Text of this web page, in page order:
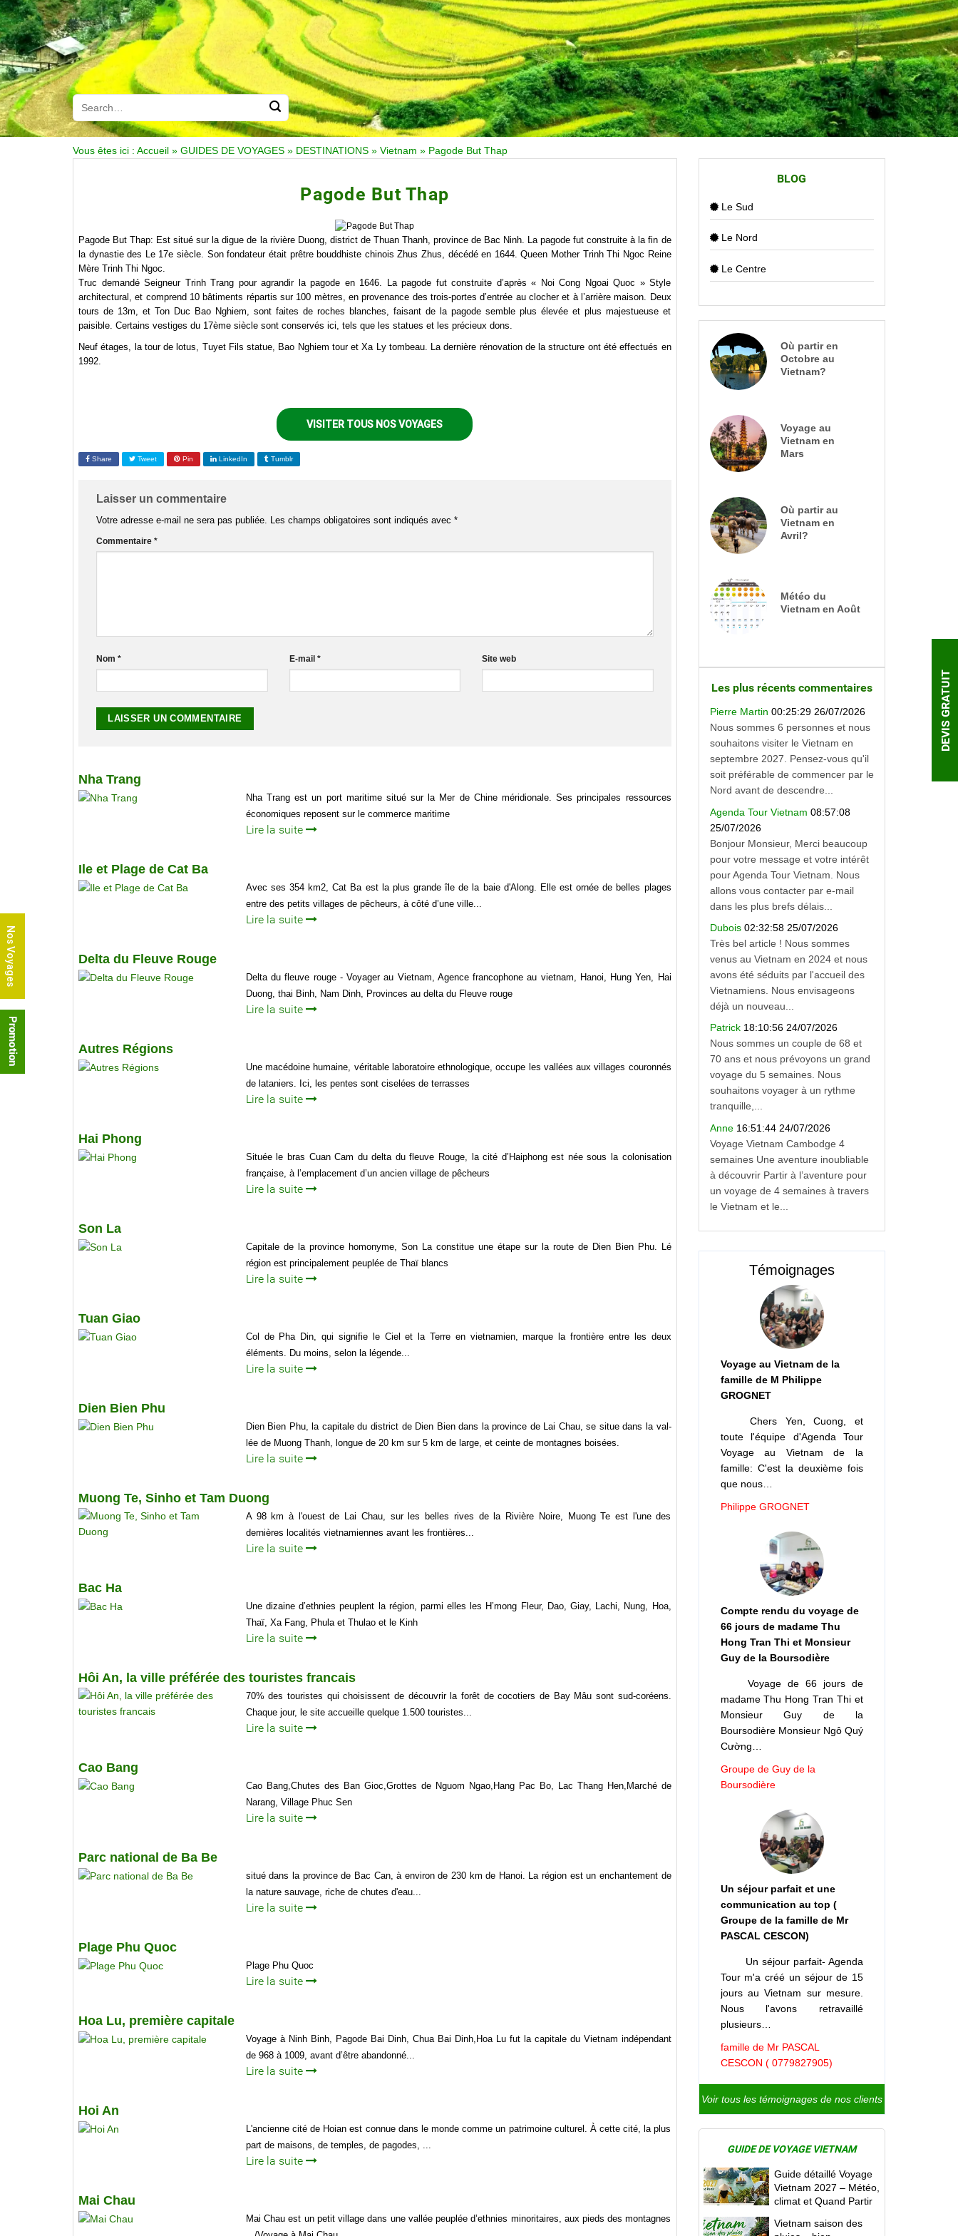
Vous êtes ici : Accueil » GUIDES DE VOYAGES » DESTINATIONS » Vietnam » Pagode But Thap
Pagode But Thap
Pagode But Thap: Est situé sur la digue de la rivière Duong, district de Thuan Thanh, province de Bac Ninh. La pagode fut construite à la fin de
la dynastie des Le 17e siècle. Son fondateur était prêtre bouddhiste chinois Zhus Zhus, décédé en 1644. Queen Mother Trinh Thi Ngoc Reine
Mère Trinh Thi Ngoc.
Truc demandé Seigneur Trinh Trang pour agrandir la pagode en 1646.
La pagode fut construite d’après « Noi Cong Ngoai Quoc » Style
architectural, et comprend 10 bâtiments répartis sur 100 mètres, en provenance des trois-portes d’entrée au clocher et à l’arrière maison. Deux
tours de 13m, et Ton Duc Bao Nghiem, sont faites de roches blanches, faisant de la pagode semble plus élevée et plus majestueuse et
paisible. Certains vestiges du 17ème siècle sont conservés ici, tels que les statues et les précieux dons.
Neuf étages, la tour de lotus, Tuyet Fils statue, Bao Nghiem tour et Xa Ly tombeau. La dernière rénovation de la structure ont été effectués en
1992.
VISITER TOUS NOS VOYAGES
Share Tweet Pin LinkedIn Tumblr
Laisser un commentaire
Votre adresse e-mail ne sera pas publiée. Les champs obligatoires sont indiqués avec *
Commentaire *
Nom * E-mail * Site web
Nha Trang
Nha Trang est un port maritime situé sur la Mer de Chine méridionale. Ses principales ressources
économiques reposent sur le commerce maritime
Lire la suite
Ile et Plage de Cat Ba
Avec ses 354 km2, Cat Ba est la plus grande île de la baie d'Along. Elle est ornée de belles plages
entre des petits villages de pêcheurs, à côté d’une ville...
Lire la suite
Delta du Fleuve Rouge
Delta du fleuve rouge - Voyager au Vietnam, Agence francophone au vietnam, Hanoi, Hung Yen, Hai
Duong, thai Binh, Nam Dinh, Provinces au delta du Fleuve rouge
Lire la suite
Autres Régions
Une macédoine humaine, véritable laboratoire ethnologique, occupe les vallées aux villages couronnés
de lataniers. Ici, les pentes sont ciselées de terrasses
Lire la suite
Hai Phong
Située le bras Cuan Cam du delta du fleuve Rouge, la cité d’Haiphong est née sous la colonisation
française, à l’emplacement d’un ancien village de pêcheurs
Lire la suite
Son La
Capitale de la province homonyme, Son La constitue une étape sur la route de Dien Bien Phu. Lé
région est principalement peuplée de Thaï blancs
Lire la suite
Tuan Giao
Col de Pha Din, qui signifie le Ciel et la Terre en vietnamien, marque la frontière entre les deux
éléments. Du moins, selon la légende...
Lire la suite
Dien Bien Phu
Dien Bien Phu, la capitale du district de Dien Bien dans la province de Lai Chau, se situe dans la val­
lée de Muong Thanh, longue de 20 km sur 5 km de large, et ceinte de montagnes boisées.
Lire la suite
Muong Te, Sinho et Tam Duong
A 98 km à l'ouest de Lai Chau, sur les belles rives de la Rivière Noire, Muong Te est l'une des
dernières localités vietnamiennes avant les frontières...
Lire la suite
Bac Ha
Une dizaine d’ethnies peuplent la région, parmi elles les H’mong Fleur, Dao, Giay, Lachi, Nung, Hoa,
Thaï, Xa Fang, Phula et Thulao et le Kinh
Lire la suite
Hôi An, la ville préférée des touristes francais
70% des touristes qui choisissent de découvrir la forêt de cocotiers de Bay Mâu sont sud-coréens.
Chaque jour, le site accueille quelque 1.500 touristes...
Lire la suite
Cao Bang
Cao Bang,Chutes des Ban Gioc,Grottes de Nguom Ngao,Hang Pac Bo, Lac Thang Hen,Marché de
Narang, Village Phuc Sen
Lire la suite
Parc national de Ba Be
situé dans la province de Bac Can, à environ de 230 km de Hanoi. La région est un enchantement de
la nature sauvage, riche de chutes d'eau...
Lire la suite
Plage Phu Quoc
Plage Phu Quoc
Lire la suite
Hoa Lu, première capitale
Voyage à Ninh Binh, Pagode Bai Dinh, Chua Bai Dinh,Hoa Lu fut la capitale du Vietnam indépendant
de 968 à 1009, avant d’être abandonné...
Lire la suite
Hoi An
L'ancienne cité de Hoian est connue dans le monde comme un patrimoine culturel. À cette cité, la plus
part de maisons, de temples, de pagodes, ...
Lire la suite
Mai Chau
Mai Chau est un petit village dans une vallée peuplée d’ethnies minoritaires, aux pieds des montagnes
BLOG
Le Sud
Le Nord
Le Centre
Où partir en
Octobre au
Vietnam?
Voyage au
Vietnam en
Mars
Où partir au
Vietnam en
Avril?
Météo du
Vietnam en Août
Les plus récents commentaires
Pierre Martin 00:25:29 26/07/2026
Nous sommes 6 personnes et nous
souhaitons visiter le Vietnam en
septembre 2027. Pensez-vous qu'il
soit préférable de commencer par le
Nord avant de descendre...
Agenda Tour Vietnam 08:57:08
25/07/2026
Bonjour Monsieur, Merci beaucoup
pour votre message et votre intérêt
pour Agenda Tour Vietnam. Nous
allons vous contacter par e-mail
dans les plus brefs délais...
Dubois 02:32:58 25/07/2026
Très bel article ! Nous sommes
venus au Vietnam en 2024 et nous
avons été séduits par l'accueil des
Vietnamiens. Nous envisageons
déjà un nouveau...
Patrick 18:10:56 24/07/2026
Nous sommes un couple de 68 et
70 ans et nous prévoyons un grand
voyage du 5 semaines. Nous
souhaitons voyager à un rythme
tranquille,...
Anne 16:51:44 24/07/2026
Voyage Vietnam Cambodge 4
semaines Une aventure inoubliable
à découvrir Partir à l’aventure pour
un voyage de 4 semaines à travers
le Vietnam et le...
Témoignages
Voyage au Vietnam de la
famille de M Philippe
GROGNET
Chers Yen, Cuong, et
toute l'équipe d'Agenda Tour
Voyage au Vietnam de la
famille: C'est la deuxième fois
que nous…
Philippe GROGNET
Compte rendu du voyage de
66 jours de madame Thu
Hong Tran Thi et Monsieur
Guy de la Boursodière
Voyage de 66 jours de
madame Thu Hong Tran Thi et
Monsieur Guy de la
Boursodière Monsieur Ngô Quý
Cường…
Groupe de Guy de la
Boursodière
Un séjour parfait et une
communication au top (
Groupe de la famille de Mr
PASCAL CESCON)
Un séjour parfait- Agenda
Tour m'a créé un séjour de 15
jours au Vietnam sur mesure.
Nous l'avons retravaillé
plusieurs…
famille de Mr PASCAL
CESCON ( 0779827905)
Voir tous les témoignages de nos clients
GUIDE DE VOYAGE VIETNAM
Guide détaillé Voyage
Vietnam 2027 – Météo,
climat et Quand Partir
Vietnam saison des
DEVIS GRATUIT
Nos Voyages